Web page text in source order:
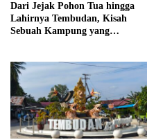
Dari Jejak Pohon Tua hingga
Lahirnya Tembudan, Kisah
Sebuah Kampung yang